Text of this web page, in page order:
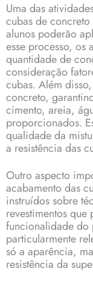
Uma das
cubas de
alunos poderão
esse processo, os
quantidade de
consideração
cubas. Além
concreto,
cimento, areia,
proporcionados.
qualidade da
a resistência das
Outro aspecto
acabamento das
instruídos sobre
revestimentos
funcionalidade do
particularmente
só a aparência,
resistência da